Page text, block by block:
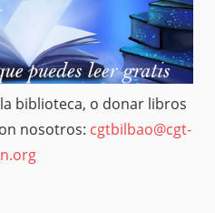
biblioteca, o donar libros
nosotros: cgtbilbao@cgt-